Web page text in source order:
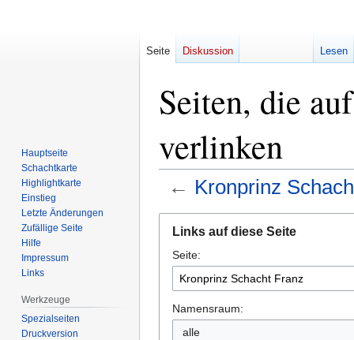
Seiten, die
verlinken
← Kronprinz
Navigation
springen
Suche
springen
Links auf diese Seite
Seite:
Namensraum:
alle
Seite Diskussion Lesen
Hauptseite
Schachtkarte
Highlightkarte
Einstieg
Letzte Änderungen
Zufällige Seite
Hilfe
Impressum
Links
Werkzeuge
Spezialseiten
Druckversion